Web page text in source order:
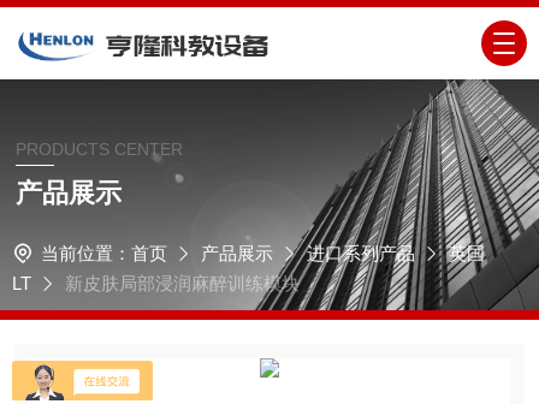
PRODUCTS CENTER
产品展示
当前位置： 首页 产品展示 进口系列产品
英国
LT
新皮肤局部浸润麻醉训练模块